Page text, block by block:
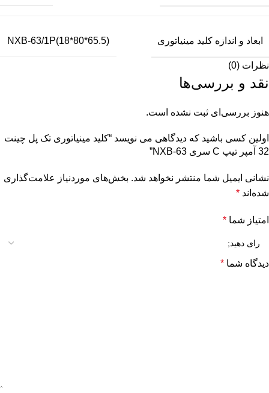
ابعاد و اندازه کلید مینیاتوری NXB-63/1P(18*80*65.5)
نظرات (0)
نقد و بررسی‌ها
هنوز بررسی‌ای ثبت نشده است.
اولین کسی باشید که دیدگاهی می نویسد “کلید مینیاتوری تک پل چینت
32 آمپر تیپ C سری NXB-63”
نشانی ایمیل شما منتشر نخواهد شد. بخش‌های موردنیاز علامت‌گذاری
شده‌اند *
امتیاز شما *
دیدگاه شما *